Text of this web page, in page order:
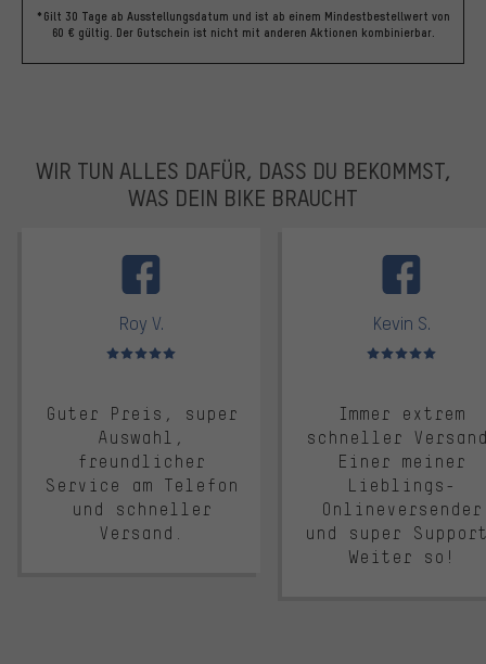
*Gilt 30 Tage ab Ausstellungsdatum und ist ab einem Mindestbestellwert von
60 € gültig. Der Gutschein ist nicht mit anderen Aktionen kombinierbar.
WIR TUN ALLES DAFÜR, DASS DU BEKOMMST,
WAS DEIN BIKE BRAUCHT
Roy V.
Bewertungen: 5 von 5
Guter Preis, super
Auswahl,
freundlicher
Service am Telefon
und schneller
Versand.
Kevin S.
Bewertungen: 5 von 5
Immer extrem
schneller
Einer meiner
Lieblings-
Onlineversender
und super
Weiter so!